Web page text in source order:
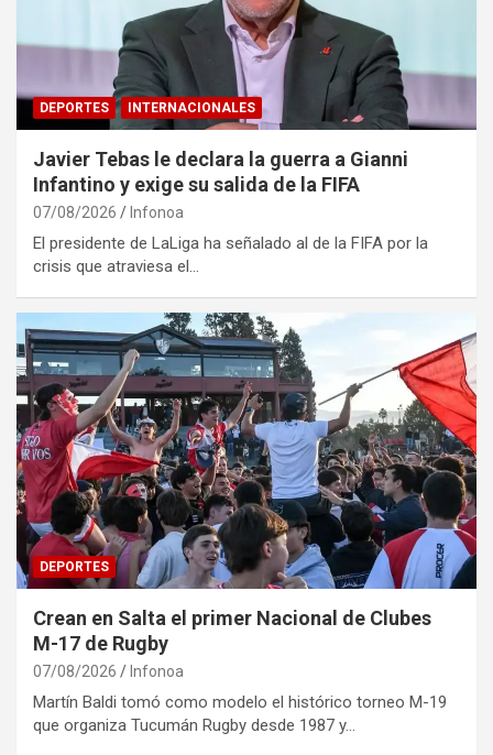
DEPORTES INTERNACIONALES
Javier Tebas le declara la guerra a Gianni
Infantino y exige su salida de la FIFA
07/08/2026 Infonoa
El presidente de LaLiga ha señalado al de la FIFA por la
crisis que atraviesa el…
DEPORTES
Crean en Salta el primer Nacional de Clubes
M-17 de Rugby
07/08/2026 Infonoa
Martín Baldi tomó como modelo el histórico torneo M-19
que organiza Tucumán Rugby desde 1987 y…